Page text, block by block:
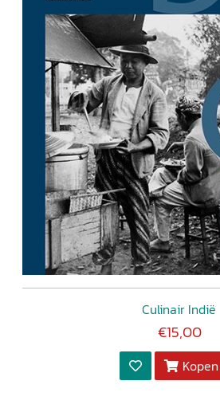
Culinair Indië
€15,00
Kopen